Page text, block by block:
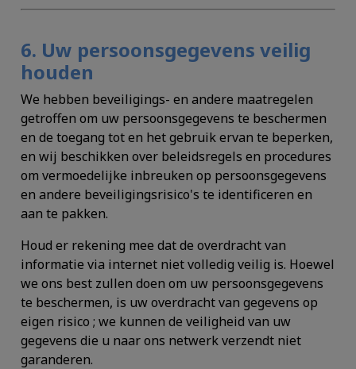
6. Uw persoonsgegevens veilig
houden
We hebben beveiligings- en andere maatregelen
getroffen om uw persoonsgegevens te beschermen
en de toegang tot en het gebruik ervan te beperken,
en wij beschikken over beleidsregels en procedures
om vermoedelijke inbreuken op persoonsgegevens
en andere beveiligingsrisico's te identificeren en
aan te pakken.
Houd er rekening mee dat de overdracht van
informatie via internet niet volledig veilig is. Hoewel
we ons best zullen doen om uw persoonsgegevens
te beschermen, is uw overdracht van gegevens op
eigen risico ; we kunnen de veiligheid van uw
gegevens die u naar ons netwerk verzendt niet
garanderen.